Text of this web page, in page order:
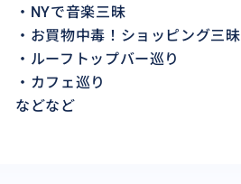
・NYで音楽三昧
・お買物中毒！ショッピング三昧
・ルーフトップバー巡り
・カフェ巡り
などなど